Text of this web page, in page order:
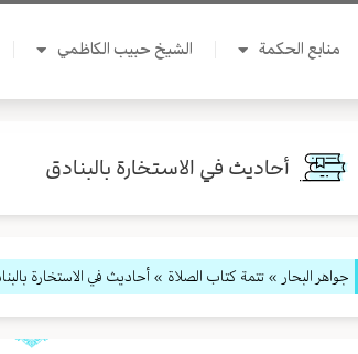
منابع الحكمة الشيخ حبيب الكاظمي
أحاديث في الاستخارة بالبنادق
جواهر البحار » تتمة كتاب الصلاة » أحاديث في الاستخارة